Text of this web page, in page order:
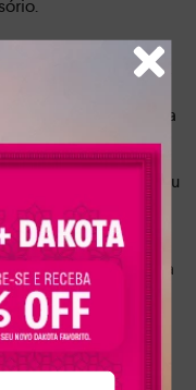
este modelo é um
de vida. Imagine
para um
trocar de acessório; a
versatilidade única.
bem-vestida
um almoço casual ou
suas produções
Combinando a
imediato de um
inteligente para
Garanta a sua
um acessório que